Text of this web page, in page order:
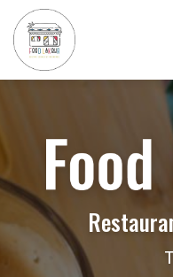
au
contenu
principal